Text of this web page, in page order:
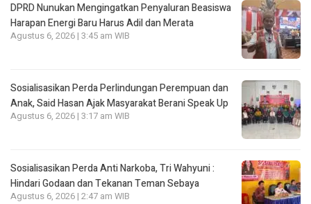
DPRD Nunukan Mengingatkan Penyaluran Beasiswa
Harapan Energi Baru Harus Adil dan Merata
Agustus 6, 2026 | 3:45 am WIB
Sosialisasikan Perda Perlindungan Perempuan dan
Anak, Said Hasan Ajak Masyarakat Berani Speak Up
Agustus 6, 2026 | 3:17 am WIB
Sosialisasikan Perda Anti Narkoba, Tri Wahyuni :
Hindari Godaan dan Tekanan Teman Sebaya
Agustus 6, 2026 | 2:47 am WIB